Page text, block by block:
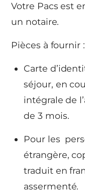
Votre Pacs est
un notaire.
Pièces à fournir :
Carte
séjour, en
intégrale de
de 3 mois.
Pour les
étrangère,
traduit en
assermenté.